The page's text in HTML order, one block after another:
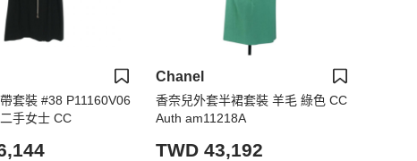
套裝 #38 P11160V06
手女士 CC
Chanel
香奈兒外套半裙套裝 羊毛 綠色 CC
Auth am11218A
TWD 43,192